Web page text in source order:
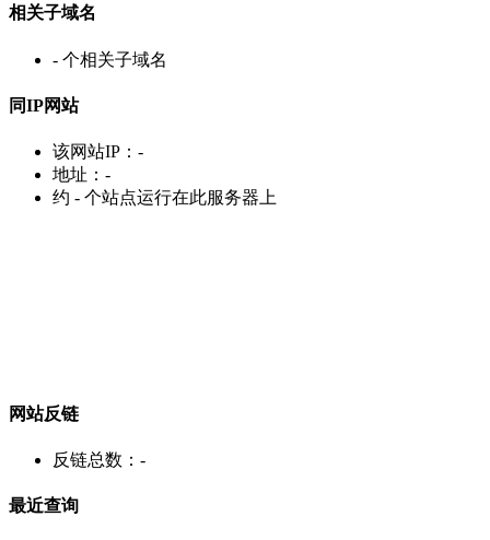
相关子域名
- 个相关子域名
同IP网站
该网站IP： -
地址： -
约 - 个站点运行在此服务器上
网站反链
反链总数： -
最近查询